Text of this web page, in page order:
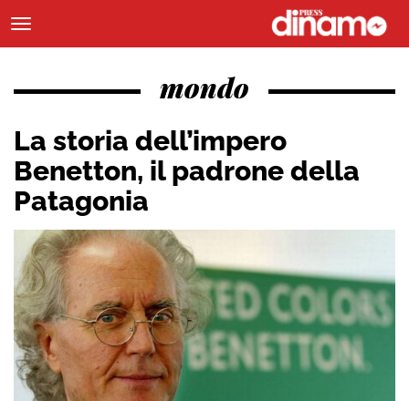
mondo
La storia dell’impero
Benetton, il padrone della
Patagonia